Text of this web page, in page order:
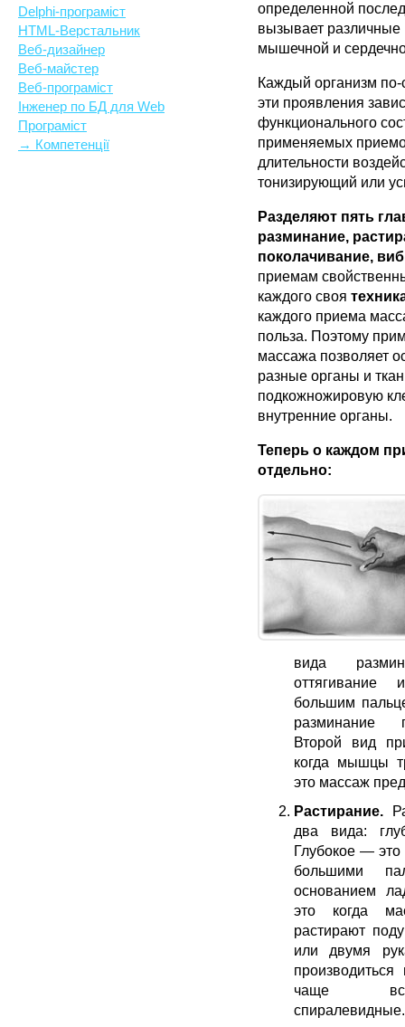
Delphi-програміст
HTML-Верстальник
Веб-дизайнер
Веб-майстер
Веб-програміст
Інженер по БД для Web
Програміст
→ Компетенції
определенной
вызывает
мышечной и
Каждый организм по-
эти проявления
функционального
применяемых
длительности
тонизирующий или
Разделяют пять
разминание,
поколачивание,
приемам
каждого своя
каждого приема
польза. Поэтому
массажа позволяет
разные органы и
подкожножировую
внутренние органы.
Теперь о каждом
отдельно:
вида
большим
разминание
Второй вид
когда мышцы
это массаж
Растирание.
два вида:
Глубокое — это
большими
основанием
это когда
растирают
или двумя
чаще